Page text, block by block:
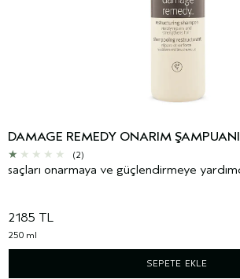
DAMAGE REMEDY ONARIM ŞAMPUANI
(2)
saçları onarmaya ve güçlendirmeye
2185 TL
250 ml
SEPETE EKLE